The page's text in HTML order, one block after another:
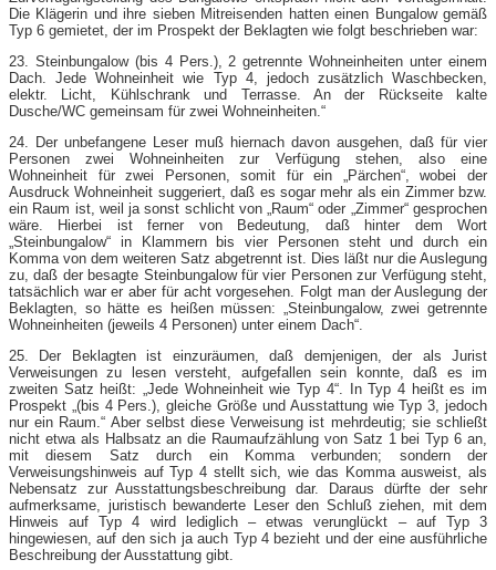
Die Klägerin und ihre sieben Mitreisenden hatten einen Bungalow gemäß
Typ 6 gemietet, der im Prospekt der Beklagten wie folgt beschrieben war:
23. Steinbungalow (bis 4 Pers.), 2 getrennte Wohneinheiten unter einem
Dach. Jede Wohneinheit wie Typ 4, jedoch zusätzlich Waschbecken,
elektr. Licht, Kühlschrank und Terrasse. An der Rückseite kalte
Dusche/WC gemeinsam für zwei Wohneinheiten.“
24. Der unbefangene Leser muß hiernach davon ausgehen, daß für vier
Personen zwei Wohneinheiten zur Verfügung stehen, also eine
Wohneinheit für zwei Personen, somit für ein „Pärchen“, wobei der
Ausdruck Wohneinheit suggeriert, daß es sogar mehr als ein Zimmer bzw.
ein Raum ist, weil ja sonst schlicht von „Raum“ oder „Zimmer“ gesprochen
wäre. Hierbei ist ferner von Bedeutung, daß hinter dem Wort
„Steinbungalow“ in Klammern bis vier Personen steht und durch ein
Komma von dem weiteren Satz abgetrennt ist. Dies läßt nur die Auslegung
zu, daß der besagte Steinbungalow für vier Personen zur Verfügung steht,
tatsächlich war er aber für acht vorgesehen. Folgt man der Auslegung der
Beklagten, so hätte es heißen müssen: „Steinbungalow, zwei getrennte
Wohneinheiten (jeweils 4 Personen) unter einem Dach“.
25. Der Beklagten ist einzuräumen, daß demjenigen, der als Jurist
Verweisungen zu lesen versteht, aufgefallen sein konnte, daß es im
zweiten Satz heißt: „Jede Wohneinheit wie Typ 4“. In Typ 4 heißt es im
Prospekt „(bis 4 Pers.), gleiche Größe und Ausstattung wie Typ 3, jedoch
nur ein Raum.“ Aber selbst diese Verweisung ist mehrdeutig; sie schließt
nicht etwa als Halbsatz an die Raumaufzählung von Satz 1 bei Typ 6 an,
mit diesem Satz durch ein Komma verbunden; sondern der
Verweisungshinweis auf Typ 4 stellt sich, wie das Komma ausweist, als
Nebensatz zur Ausstattungsbeschreibung dar. Daraus dürfte der sehr
aufmerksame, juristisch bewanderte Leser den Schluß ziehen, mit dem
Hinweis auf Typ 4 wird lediglich – etwas verunglückt – auf Typ 3
hingewiesen, auf den sich ja auch Typ 4 bezieht und der eine ausführliche
Beschreibung der Ausstattung gibt.